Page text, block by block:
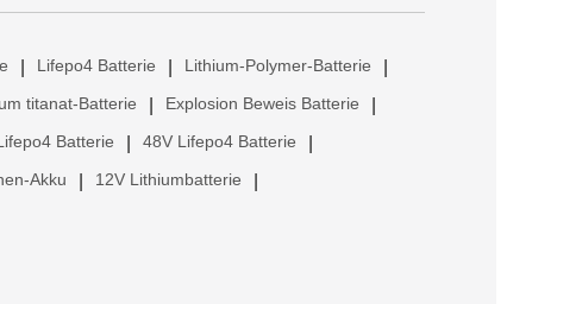
Lifepo4 Batterie Lithium-Polymer-Batterie
titanat-Batterie Explosion Beweis Batterie
Batterie 48V Lifepo4 Batterie
Akku 12V Lithiumbatterie